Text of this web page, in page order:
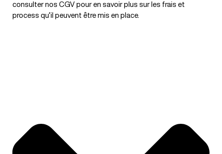
consulter nos CGV pour en savoir plus sur les frais et
process qu’il peuvent être mis en place.